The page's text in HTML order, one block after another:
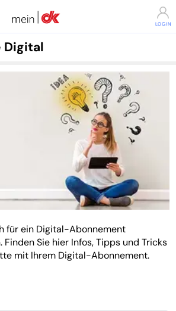
Digital
für ein Digital-Abonnement
Sie hier Infos, Tipps und Tricks
mit Ihrem Digital-Abonnement.